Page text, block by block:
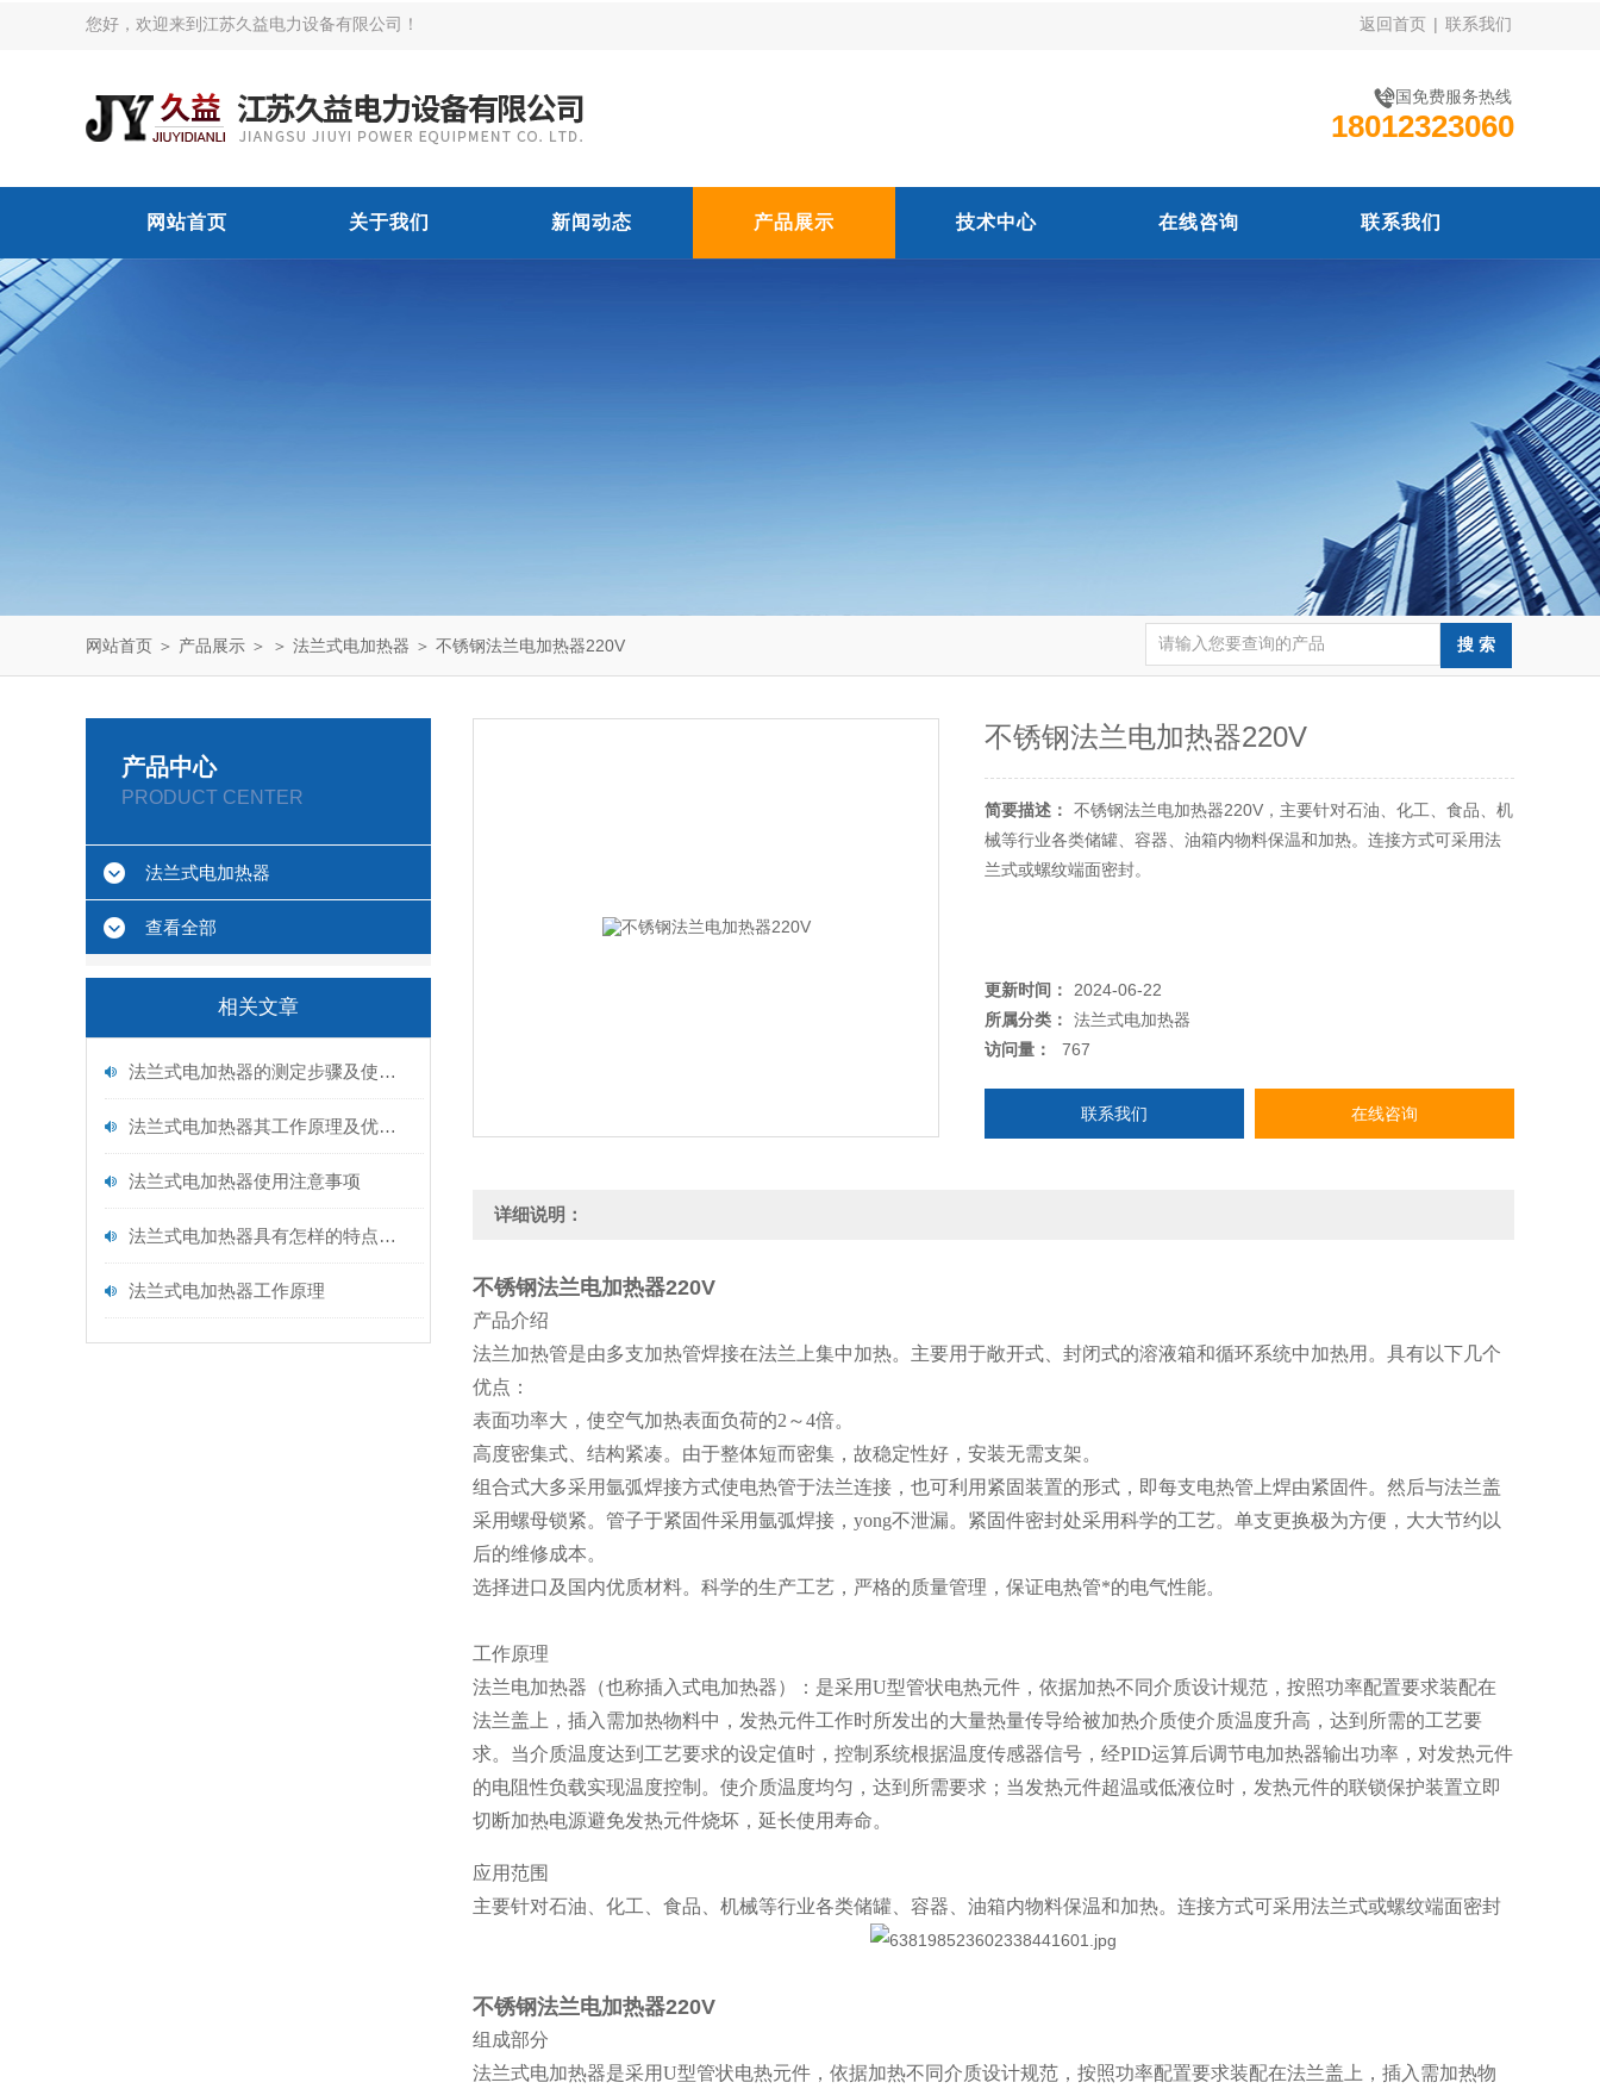
您好，欢迎来到江苏久益电力设备有限公司！ 返回首页 | 联系我们
全国免费服务热线
18012323060
网站首页 关于我们 新闻动态 产品展示 技术中心 在线咨询 联系我们
网站首页 ＞ 产品展示 ＞ ＞ 法兰式电加热器 ＞ 不锈钢法兰电加热器220V
产品中心
PRODUCT CENTER
法兰式电加热器
查看全部
相关文章
法兰式电加热器的测定步骤及使用注意事项如下
法兰式电加热器其工作原理及优点分别如下
法兰式电加热器使用注意事项
法兰式电加热器具有怎样的特点呢？
法兰式电加热器工作原理
不锈钢法兰电加热器220V
简要描述：
不锈钢法兰电加热器220V，主要针对石油、化工、食品、机
械等行业各类储罐、容器、油箱内物料保温和加热。连接方式可采用法
兰式或螺纹端面密封。
更新时间：
2024-06-22
所属分类：
法兰式电加热器
访问量：
767
联系我们 在线咨询
详细说明：
不锈钢法兰电加热器220V
产品介绍
法兰加热管是由多支加热管焊接在法兰上集中加热。主要用于敞开式、封闭式的溶液箱和循环系统中加热用。具有以下几个
优点：
表面功率大，使空气加热表面负荷的2～4倍。
高度密集式、结构紧凑。由于整体短而密集，故稳定性好，安装无需支架。
组合式大多采用氩弧焊接方式使电热管于法兰连接，也可利用紧固装置的形式，即每支电热管上焊由紧固件。然后与法兰盖
采用螺母锁紧。管子于紧固件采用氩弧焊接，yong不泄漏。紧固件密封处采用科学的工艺。单支更换极为方便，大大节约以
后的维修成本。
选择进口及国内优质材料。科学的生产工艺，严格的质量管理，保证电热管*的电气性能。
工作原理
法兰电加热器（也称插入式电加热器）：是采用U型管状电热元件，依据加热不同介质设计规范，按照功率配置要求装配在
法兰盖上，插入需加热物料中，发热元件工作时所发出的大量热量传导给被加热介质使介质温度升高，达到所需的工艺要
求。当介质温度达到工艺要求的设定值时，控制系统根据温度传感器信号，经PID运算后调节电加热器输出功率，对发热元件
的电阻性负载实现温度控制。使介质温度均匀，达到所需要求；当发热元件超温或低液位时，发热元件的联锁保护装置立即
切断加热电源避免发热元件烧坏，延长使用寿命。
应用范围
主要针对石油、化工、食品、机械等行业各类储罐、容器、油箱内物料保温和加热。连接方式可采用法兰式或螺纹端面密封
不锈钢法兰电加热器220V
组成部分
法兰式电加热器是采用U型管状电热元件，依据加热不同介质设计规范，按照功率配置要求装配在法兰盖上，插入需加热物